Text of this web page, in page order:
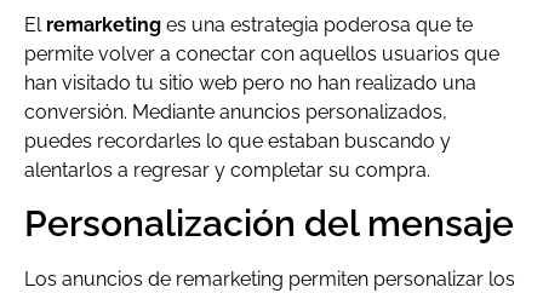
El remarketing es una estrategia poderosa que te
permite volver a conectar con aquellos usuarios que
han visitado tu sitio web pero no han realizado una
conversión. Mediante anuncios personalizados,
puedes recordarles lo que estaban buscando y
alentarlos a regresar y completar su compra.
Personalización del mensaje
Los anuncios de remarketing permiten personalizar los